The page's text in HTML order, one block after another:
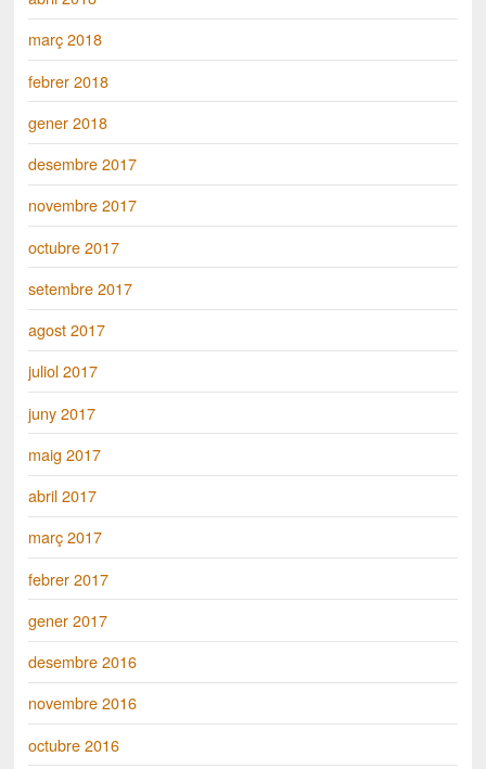
març 2018
febrer 2018
gener 2018
desembre 2017
novembre 2017
octubre 2017
setembre 2017
agost 2017
juliol 2017
juny 2017
maig 2017
abril 2017
març 2017
febrer 2017
gener 2017
desembre 2016
novembre 2016
octubre 2016